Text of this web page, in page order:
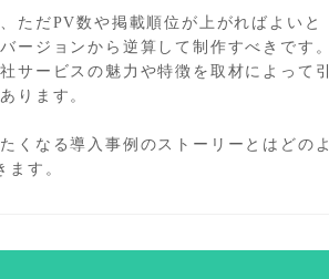
ただPV数や掲載順位が上がればよいと
ージョンから逆算して制作すべきです。
サービスの魅力や特徴を取材によって引
ります。
くなる導入事例のストーリーとはどのよ
す。